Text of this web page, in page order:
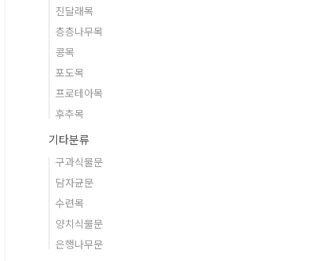
진달래목
층층나무목
콩목
포도목
프로테아목
후추목
기타분류
구과식물문
담자균문
수련목
양치식물문
은행나무문